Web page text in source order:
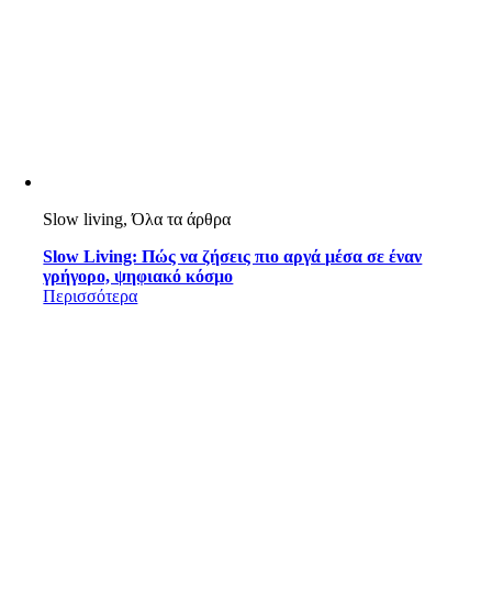
Slow living, Όλα τα άρθρα
Slow Living: Πώς να ζήσεις πιο αργά μέσα σε έναν
γρήγορο, ψηφιακό κόσμο
Περισσότερα